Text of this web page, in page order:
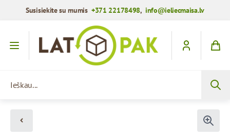
Susisiekite su mumis+371 22178498, info@ieliecmaisa.lv